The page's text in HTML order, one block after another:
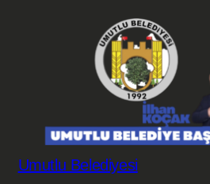
Umutlu Belediyesi